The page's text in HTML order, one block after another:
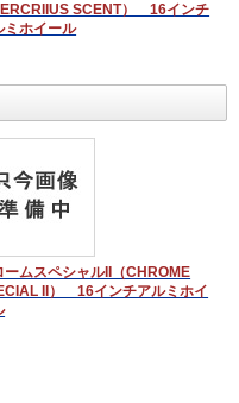
SCENT） 16インチ
ミホイール
ームスペシャルII（CHROME
II） 16インチアルミホイ